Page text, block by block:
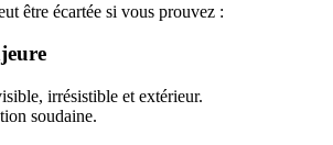
être écartée si vous prouvez :
irrésistible et extérieur.
soudaine.